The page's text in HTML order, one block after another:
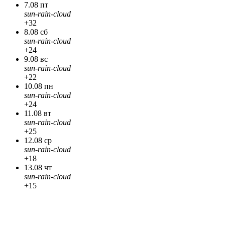
7.08 пт
sun-rain-cloud
+32
8.08 сб
sun-rain-cloud
+24
9.08 вс
sun-rain-cloud
+22
10.08 пн
sun-rain-cloud
+24
11.08 вт
sun-rain-cloud
+25
12.08 ср
sun-rain-cloud
+18
13.08 чт
sun-rain-cloud
+15